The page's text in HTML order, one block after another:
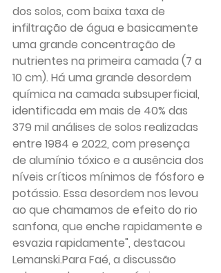
dos solos, com baixa taxa de
infiltração de água e basicamente
uma grande concentração de
nutrientes na primeira camada (7 a
10 cm). Há uma grande desordem
química na camada subsuperficial,
identificada em mais de 40% das
379 mil análises de solos realizadas
entre 1984 e 2022, com presença
de alumínio tóxico e a ausência dos
níveis críticos mínimos de fósforo e
potássio. Essa desordem nos levou
ao que chamamos de efeito do rio
sanfona, que enche rapidamente e
esvazia rapidamente", destacou
Lemanski.Para Faé, a discussão